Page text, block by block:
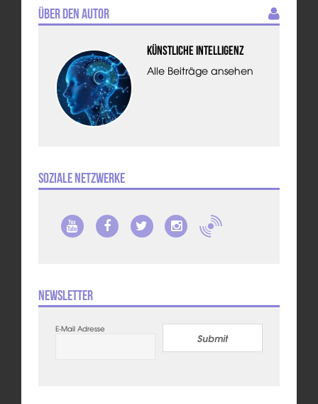
Über den Autor
Künstliche Intelligenz
Alle Beiträge ansehen
Soziale Netzwerke
Newsletter
E-Mail Adresse
Submit